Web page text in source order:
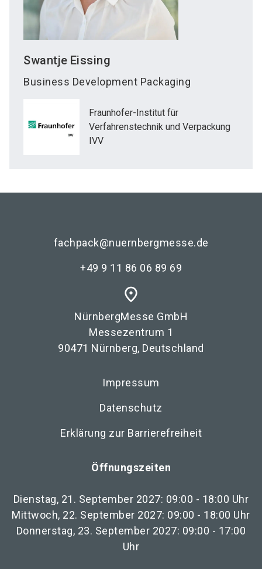
Swantje Eissing
Business Development Packaging
Fraunhofer-Institut für
Verfahrenstechnik und Verpackung
IVV
fachpack@nuernbergmesse.de
+49 9 11 86 06 89 69
place
NürnbergMesse GmbH
Messezentrum 1
90471 Nürnberg, Deutschland
Impressum
Datenschutz
Erklärung zur Barrierefreiheit
Öffnungszeiten
Dienstag, 21. September 2027: 09:00 - 18:00 Uhr
Mittwoch, 22. September 2027: 09:00 - 18:00 Uhr
Donnerstag, 23. September 2027: 09:00 - 17:00
Uhr